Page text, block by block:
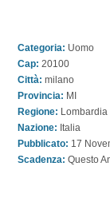
Categoria: Uomo
Cap: 20100
Città: milano
Provincia: MI
Regione: Lombardia
Nazione: Italia
Pubblicato: 17
Scadenza: Questo